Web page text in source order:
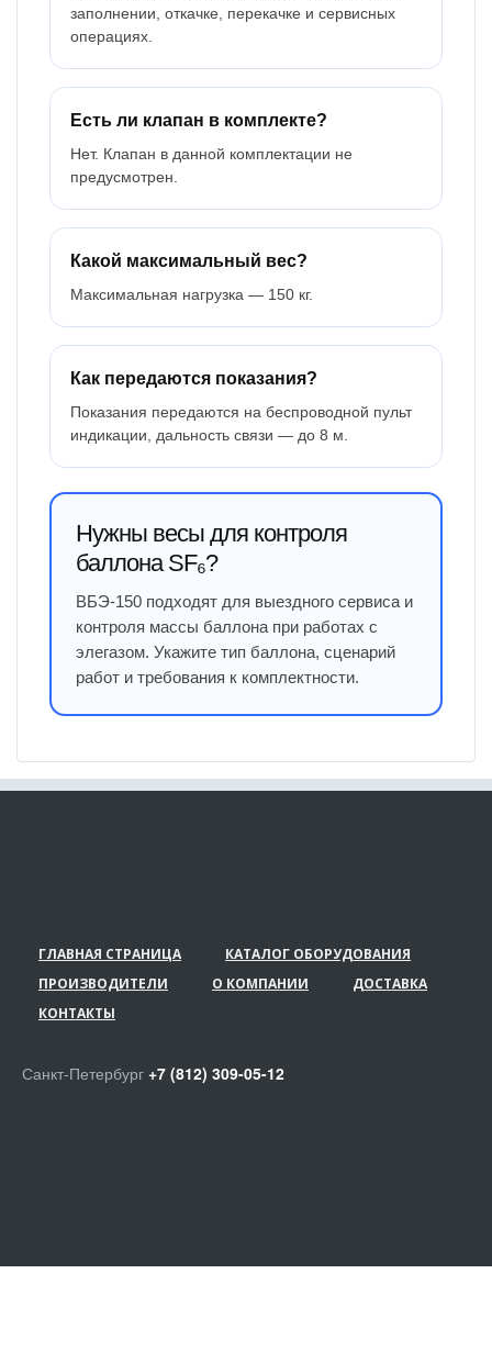
заполнении, откачке, перекачке и сервисных
операциях.
Есть ли клапан в комплекте?
Нет. Клапан в данной комплектации не
предусмотрен.
Какой максимальный вес?
Максимальная нагрузка — 150 кг.
Как передаются показания?
Показания передаются на беспроводной пульт
индикации, дальность связи — до 8 м.
Нужны весы для контроля
баллона SF₆?
ВБЭ-150 подходят для выездного сервиса и
контроля массы баллона при работах с
элегазом. Укажите тип баллона, сценарий
работ и требования к комплектности.
ГЛАВНАЯ СТРАНИЦА
КАТАЛОГ ОБОРУДОВАНИЯ
ПРОИЗВОДИТЕЛИ
О КОМПАНИИ
ДОСТАВКА
КОНТАКТЫ
Санкт-Петербург +7 (812) 309-05-12